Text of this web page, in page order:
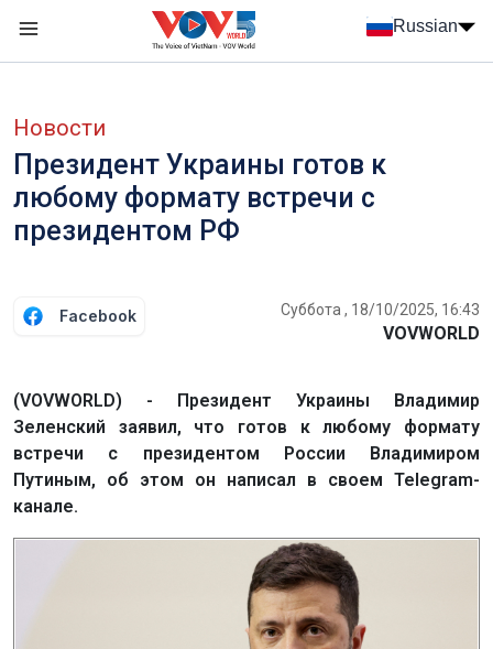
Russian
Новости
Президент Украины готов к
любому формату встречи с
президентом РФ
Facebook Суббота , 18/10/2025, 16:43
VOVWORLD
(VOVWORLD) - Президент Украины Владимир
Зеленский заявил, что готов к любому формату
встречи с президентом России Владимиром
Путиным, об этом он написал в своем Telegram-
канале.